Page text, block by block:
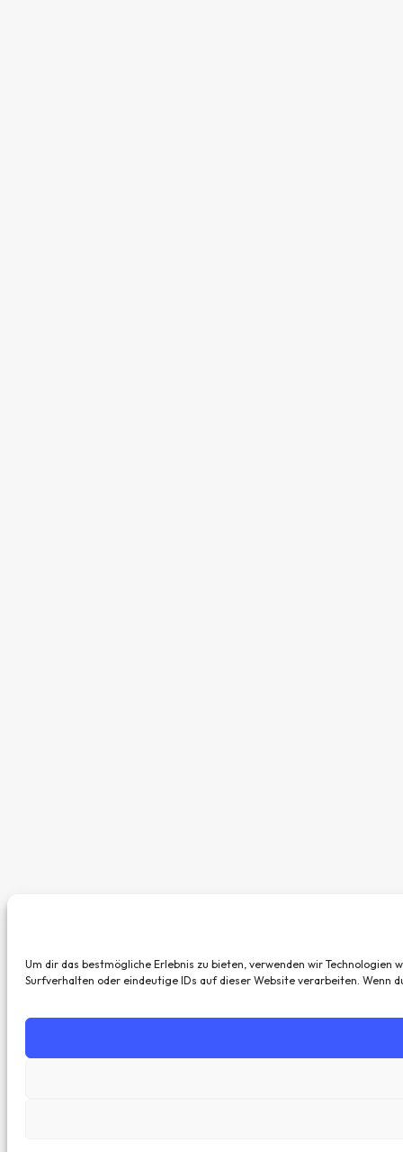
Um dir das bestmögliche Erlebnis zu bieten, verwenden wir
Surfverhalten oder eindeutige IDs auf dieser Website verarbeiten.